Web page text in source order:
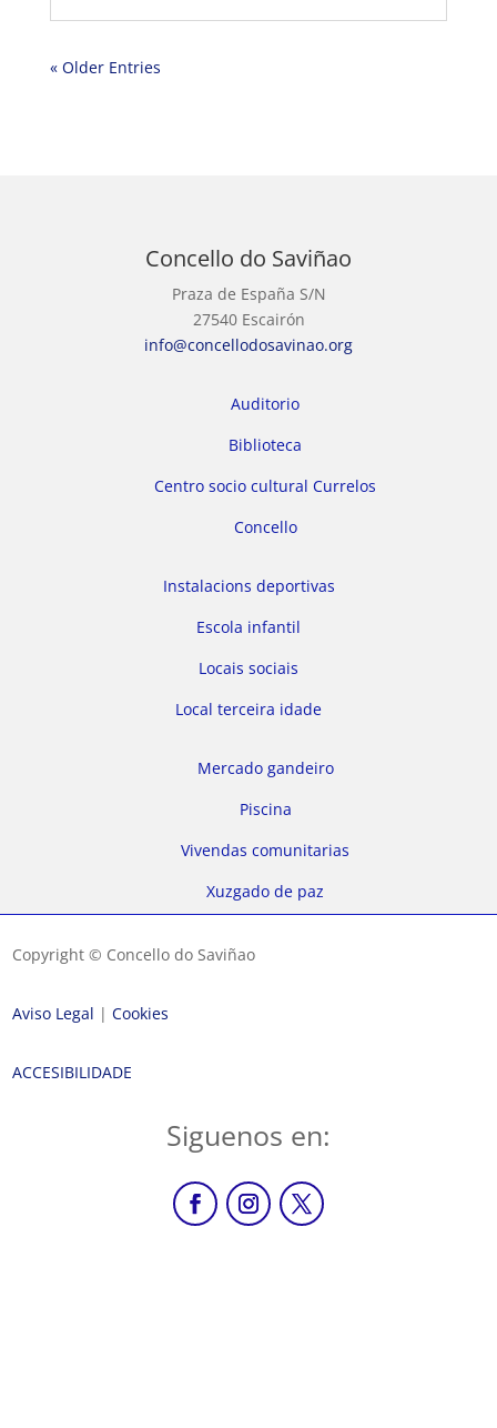
« Older Entries
Concello do Saviñao
Praza de España S/N
27540 Escairón
info@concellodosavinao.org
Auditorio
Biblioteca
Centro socio cultural Currelos
Concello
Instalacions deportivas
Escola infantil
Locais sociais
Local terceira idade
Mercado gandeiro
Piscina
Vivendas comunitarias
Xuzgado de paz
Copyright © Concello do Saviñao
Aviso Legal |Cookies
ACCESIBILIDADE
Siguenos en: